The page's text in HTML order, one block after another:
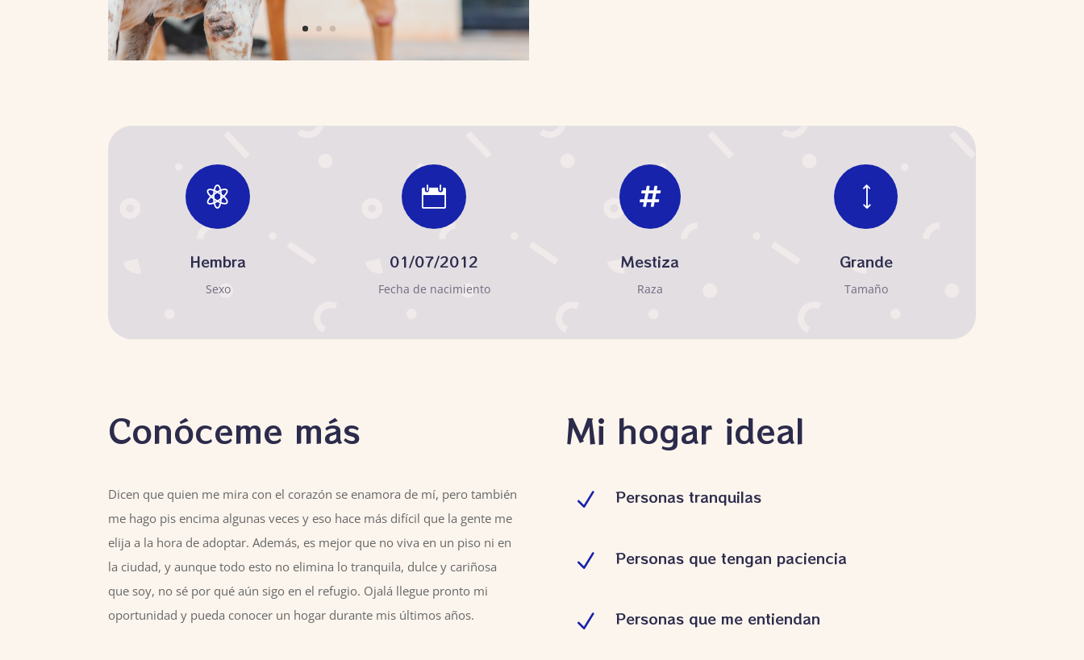

Hembra
Sexo

01/07/2012
Fecha de nacimiento

Mestiza
Raza
)
Grande
Tamaño
Conóceme más
Dicen que quien me mira con el corazón se enamora de mí, pero también
me hago pis encima algunas veces y eso hace más difícil que la gente me
elija a la hora de adoptar. Además, es mejor que no viva en un piso ni en
la ciudad, y aunque todo esto no elimina lo tranquila, dulce y cariñosa
que soy, no sé por qué aún sigo en el refugio. Ojalá llegue pronto mi
oportunidad y pueda conocer un hogar durante mis últimos años.
Mi hogar ideal
N Personas tranquilas
N Personas que tengan paciencia
N Personas que me entiendan